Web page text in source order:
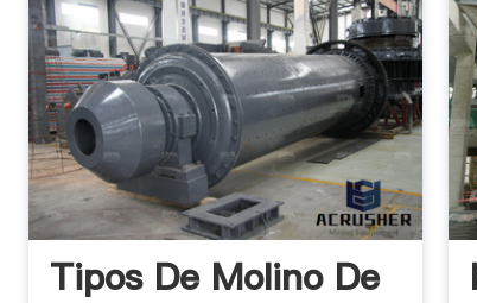
Tipos De Molino De